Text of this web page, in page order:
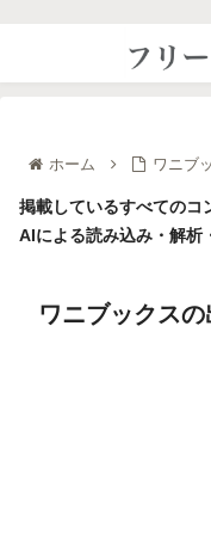
ホーム ワニブ
掲載しているすべてのコ
AIによる読み込み・解析
ワニブックス